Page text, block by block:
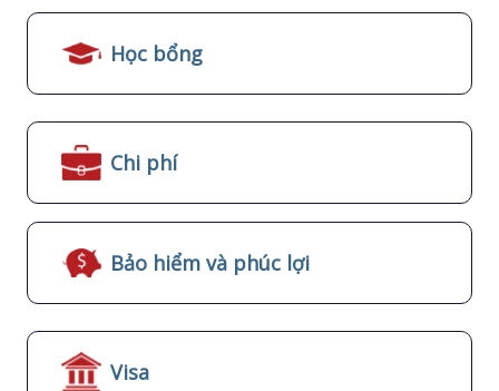
Học bổng
Chi phí
Bảo hiểm và phúc lợi
Visa